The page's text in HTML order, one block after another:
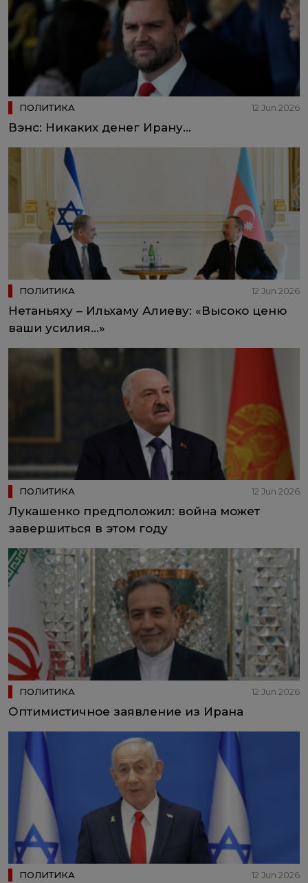
ПОЛИТИКА 12 Jun 2026
Вэнс: Никаких денег Ирану...
ПОЛИТИКА 12 Jun 2026
Нетаньяху – Ильхаму Алиеву: «Высоко ценю
ваши усилия…»
ПОЛИТИКА 12 Jun 2026
Лукашенко предположил: война может
завершиться в этом году
ПОЛИТИКА 12 Jun 2026
Оптимистичное заявление из Ирана
ПОЛИТИКА 12 Jun 2026